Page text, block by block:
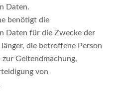
Daten.
benötigt die
Daten für die Zwecke der
die betroffene Person
Geltendmachung,
von